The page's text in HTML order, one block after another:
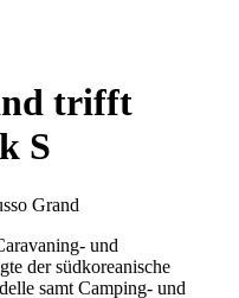
trifft
S
und
der südkoreanische
samt Camping- und